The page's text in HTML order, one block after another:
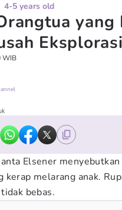
4-5 years old
yang
Eksplorasi
WIB
Elsener
kerap melarang anak.
bebas.